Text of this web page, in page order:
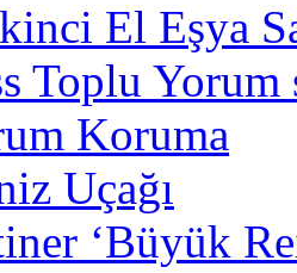
El Eşya
Toplu
Koruma
Uçağı
‘Büyük